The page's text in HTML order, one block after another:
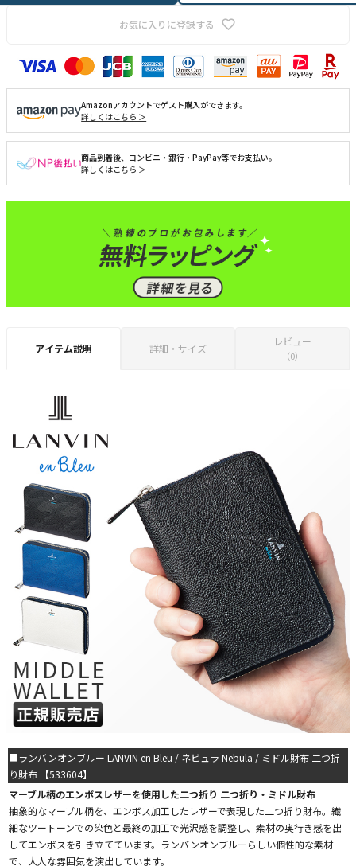
お気に入りに登録する
Amazonアカウントでゲスト購入ができます。
詳しくはこちら ＞
商品到着後、コンビニ・銀行・PayPay等でお支払い。
詳しくはこちら ＞
アイテム説明 詳細・サイズ
レビュー
（0）
■ランバンオンブルー LANVIN en Bleu / ネビュラ Nebula / ミドル財布 二つ折
り財布 【533604】
マーブル柄のエンボスレザーを使用した二つ折り 二つ折り・ミドル財布
抽象的なマーブル柄を、エンボス加工したレザーで表現した二つ折り財布。繊
細なツートーンでの染色と最終の加工で光沢感を調整し、素材の奥行き感を出
してエンボスを引き立てています。ランバンオンブルーらしい個性的な素材
で、大人な雰囲気を演出しています。